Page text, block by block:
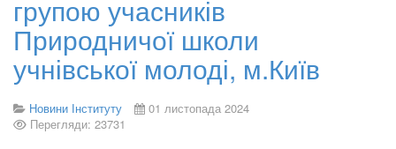
групою учасників
Природничої школи
учнівської молоді, м.Київ
Новини Інституту
01 листопада 2024
Перегляди: 23731